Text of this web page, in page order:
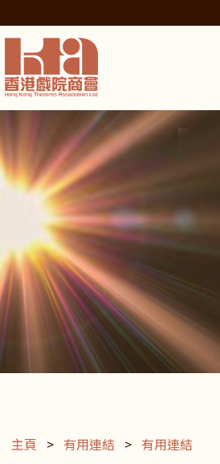
主頁 > 有用連結 > 有用連結